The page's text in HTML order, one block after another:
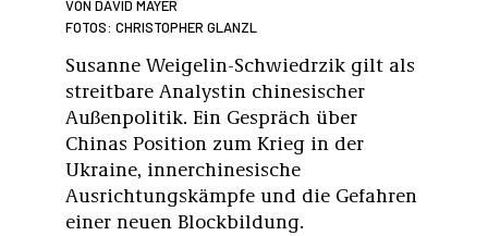
VON DAVID MAYER
FOTOS: CHRISTOPHER GLANZL
Susanne Weigelin-Schwiedrzik gilt als
streitbare Analystin chinesischer
Außenpolitik. Ein Gespräch über
Chinas Position zum Krieg in der
Ukraine, innerchinesische
Ausrichtungskämpfe und die Gefahren
einer neuen Blockbildung.